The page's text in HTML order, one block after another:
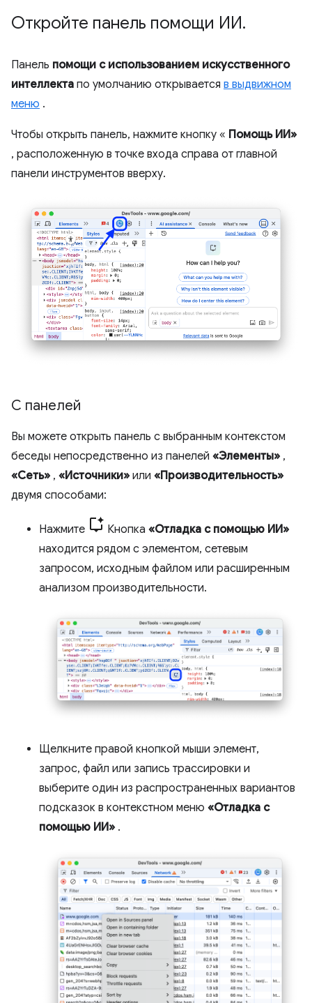
Откройте панель помощи ИИ.
Панель помощи с использованием искусственного
интеллекта по умолчанию открывается в выдвижном
меню .
Чтобы открыть панель, нажмите кнопку « Помощь ИИ»
, расположенную в точке входа справа от главной
панели инструментов вверху.
С панелей
Вы можете открыть панель с выбранным контекстом
беседы непосредственно из панелей «Элементы» ,
«Сеть» , «Источники» или «Производительность»
двумя способами:
Нажмите Кнопка «Отладка с помощью ИИ»
находится рядом с элементом, сетевым
запросом, исходным файлом или расширенным
анализом производительности.
Щелкните правой кнопкой мыши элемент,
запрос, файл или запись трассировки и
выберите один из распространенных вариантов
подсказок в контекстном меню «Отладка с
помощью ИИ» .